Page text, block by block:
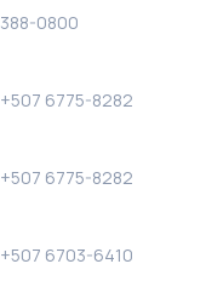
388-0800
+507 6775-8282
+507 6775-8282
+507 6703-6410